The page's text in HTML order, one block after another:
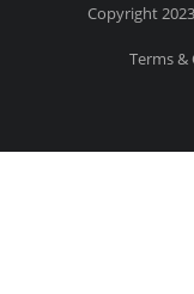
Copyright
Terms